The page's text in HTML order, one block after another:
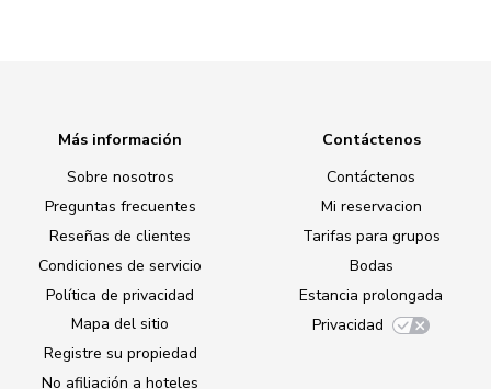
Más información
Sobre nosotros
Preguntas frecuentes
Reseñas de clientes
Condiciones de servicio
Política de privacidad
Mapa del sitio
Registre su propiedad
No afiliación a hoteles
Contáctenos
Contáctenos
Mi reservacion
Tarifas para grupos
Bodas
Estancia prolongada
Privacidad